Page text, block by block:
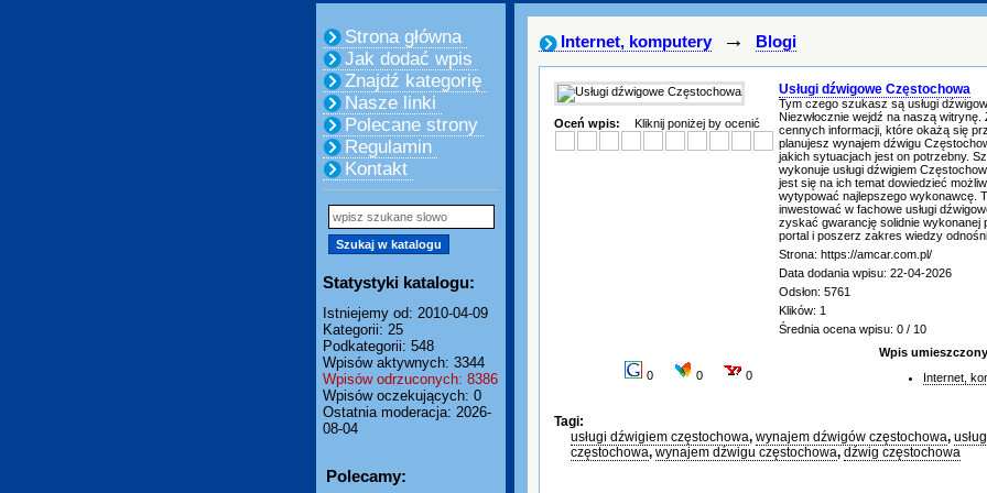
Strona główna
Jak dodać wpis
Znajdź kategorię
Nasze linki
Polecane strony
Regulamin
Kontakt
Statystyki katalogu:
Istniejemy od: 2010-04-09
Kategorii: 25
Podkategorii: 548
Wpisów aktywnych: 3344
Wpisów odrzuconych: 8386
Wpisów oczekujących: 0
Ostatnia moderacja: 2026-
08-04
Polecamy:
Internet, komputery → Blogi
Oceń wpis: Kliknij poniżej by ocenić
Usługi dźwigowe Częstochowa
Tym czego szukasz są usługi
Niezwłocznie wejdź na naszą
cennych informacji, które okażą się
planujesz wynajem dźwigu
jakich sytuacjach jest on potrzebny.
wykonuje usługi dźwigiem
jest się na ich temat dowiedzieć
wytypować najlepszego wykonawcę.
inwestować w fachowe usługi
zyskać gwarancję solidnie wykonanej
portal i poszerz zakres wiedzy
Strona: https://amcar.com.pl/
Data dodania wpisu: 22-04-2026
Odsłon: 5761
Klików: 1
Średnia ocena wpisu: 0 / 10
0 0 0
Wpis
Internet,
Tagi:
usługi dźwigiem częstochowa, wynajem dźwigów częstochowa,
częstochowa, wynajem dźwigu częstochowa, dźwig częstochowa